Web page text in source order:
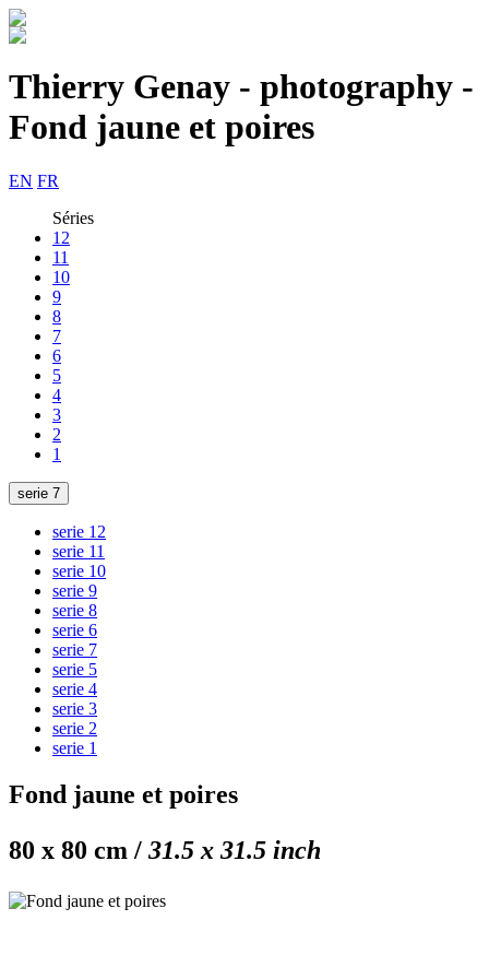
Thierry Genay - photography -
Fond jaune et poires
EN FR
Séries
12
11
10
9
8
7
6
5
4
3
2
1
serie 7
serie 12
serie 11
serie 10
serie 9
serie 8
serie 6
serie 7
serie 5
serie 4
serie 3
serie 2
serie 1
Fond jaune et poires
80 x 80 cm / 31.5 x 31.5 inch